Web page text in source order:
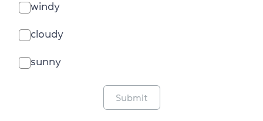
windy
cloudy
sunny
Submit